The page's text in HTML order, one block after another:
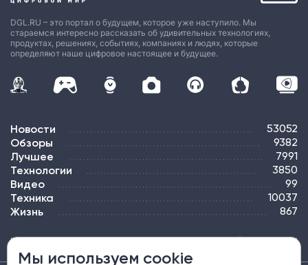
DGL.RU – это портал о будущем, которое уже наступило. Мы
стараемся интересно рассказать об удивительных технологиях,
продуктах, решениях, событиях, компаниях и людях, которые
определяют наше цифровое настоящее и будущее.
Новости 53052
Обзоры 9382
Лучшее 7991
Технологии 3850
Видео 99
Техника 10037
Жизнь 867
ПОДПИСКА РЕКЛАМА КОНТАКТЫ КАРТА САЙТА ТЭГИ
Мы используем cookie